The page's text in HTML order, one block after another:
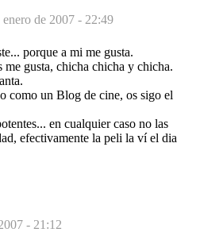
enero de 2007 - 22:49
porque a mi me gusta.
gusta, chicha chicha y chicha.
como un Blog de cine, os sigo el
en cualquier caso no las
efectivamente la peli la ví el dia
- 21:12